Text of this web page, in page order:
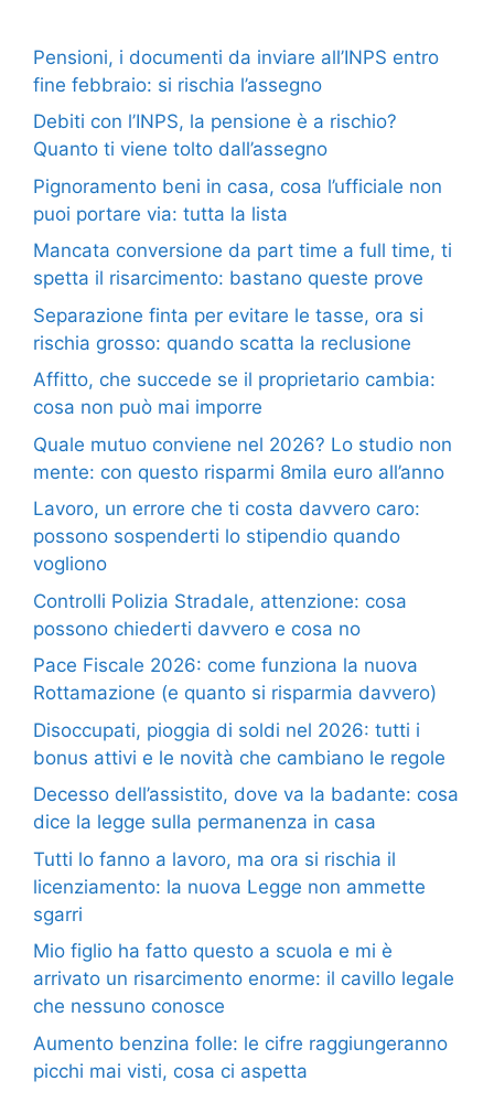
Pensioni, i documenti da inviare all’INPS entro
fine febbraio: si rischia l’assegno
Debiti con l’INPS, la pensione è a rischio?
Quanto ti viene tolto dall’assegno
Pignoramento beni in casa, cosa l’ufficiale non
puoi portare via: tutta la lista
Mancata conversione da part time a full time, ti
spetta il risarcimento: bastano queste prove
Separazione finta per evitare le tasse, ora si
rischia grosso: quando scatta la reclusione
Affitto, che succede se il proprietario cambia:
cosa non può mai imporre
Quale mutuo conviene nel 2026? Lo studio non
mente: con questo risparmi 8mila euro all’anno
Lavoro, un errore che ti costa davvero caro:
possono sospenderti lo stipendio quando
vogliono
Controlli Polizia Stradale, attenzione: cosa
possono chiederti davvero e cosa no
Pace Fiscale 2026: come funziona la nuova
Rottamazione (e quanto si risparmia davvero)
Disoccupati, pioggia di soldi nel 2026: tutti i
bonus attivi e le novità che cambiano le regole
Decesso dell’assistito, dove va la badante: cosa
dice la legge sulla permanenza in casa
Tutti lo fanno a lavoro, ma ora si rischia il
licenziamento: la nuova Legge non ammette
sgarri
Mio figlio ha fatto questo a scuola e mi è
arrivato un risarcimento enorme: il cavillo legale
che nessuno conosce
Aumento benzina folle: le cifre raggiungeranno
picchi mai visti, cosa ci aspetta